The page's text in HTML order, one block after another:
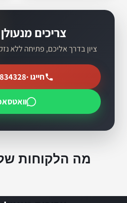
צריכים
ציון בדרך אליכם, פתיחה ללא
חייגו ·
מה הלקוחות